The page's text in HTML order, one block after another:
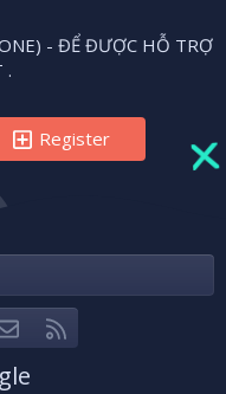
- ĐỂ ĐƯỢC HỖ TRỢ
.
Register
Liên hệ